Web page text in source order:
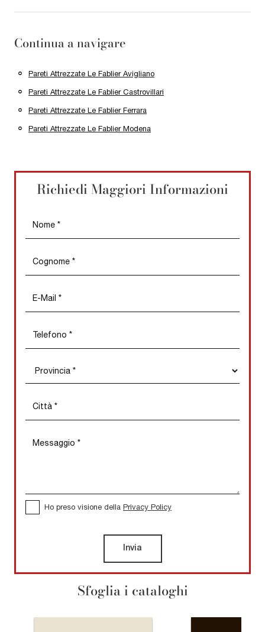
Continua a navigare
Pareti Attrezzate Le Fablier Avigliano
Pareti Attrezzate Le Fablier Castrovillari
Pareti Attrezzate Le Fablier Ferrara
Pareti Attrezzate Le Fablier Modena
Sfoglia i cataloghi
Richiedi Maggiori Informazioni
Ho preso visione della Privacy Policy
Invia